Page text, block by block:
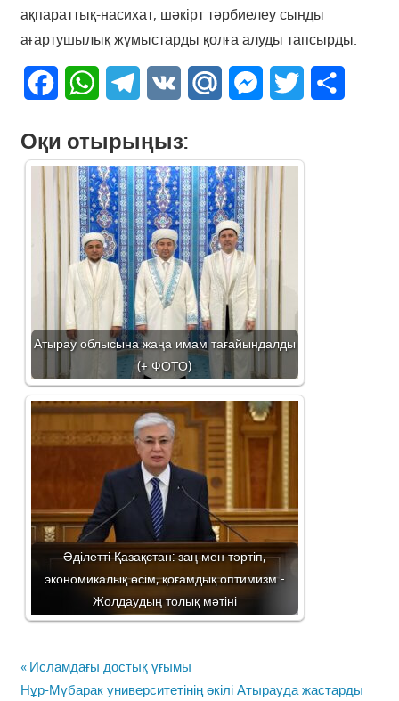
ақпараттық-насихат, шәкірт тәрбиелеу сынды
ағартушылық жұмыстарды қолға алуды тапсырды.
FacebookWhatsAppTelegram
VK Mail.Ru Messenger
Twitter
Оқи отырыңыз:
Атырау облысына жаңа имам тағайындалды
(+ ФОТО)
Әділетті Қазақстан: заң мен тәртіп,
экономикалық өсім, қоғамдық оптимизм -
Жолдаудың толық мәтіні
Жазба
навигациясы
Previous
Post:
Исламдағы достық ұғымы
Next
Нұр-Мүбарак университетінің өкілі Атырауда жастарды